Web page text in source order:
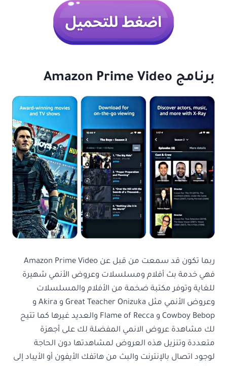
برنامج Amazon Prime Video
ربما تكون قد سمعت من قبل عن Amazon Prime Video
فهي خدمة بث أفلام ومسلسلات وعروض الأنمي شهيرة
للغاية وتوفر مكتبة ضخمة من الأفلام والمسلسلات
وعروض الأنمي مثل Great Teacher Onizuka و Akira و
Cowboy Bebop و Flame of Recca والعديد غيرها كما تتيح
لك مشاهدة عروض الانمي المفضلة لك على أجهزة
متعددة وتنزيل هذه العروض لمشاهدتها دون الحاجة
لوجود اتصال بالإنترنت والبث من هاتفك الأيفون أو الأيباد إلى